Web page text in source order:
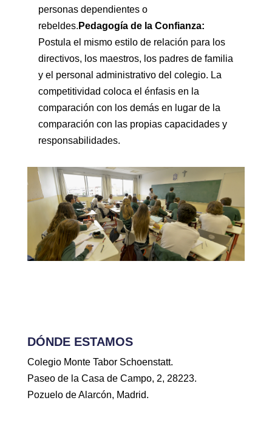
personas dependientes o
rebeldes. Pedagogía de la Confianza:
Postula el mismo estilo de relación para los
directivos, los maestros, los padres de familia
y el personal administrativo del colegio. La
competitividad coloca el énfasis en la
comparación con los demás en lugar de la
comparación con las propias capacidades y
responsabilidades.
DÓNDE ESTAMOS
Colegio Monte Tabor Schoenstatt.
Paseo de la Casa de Campo, 2, 28223.
Pozuelo de Alarcón, Madrid.